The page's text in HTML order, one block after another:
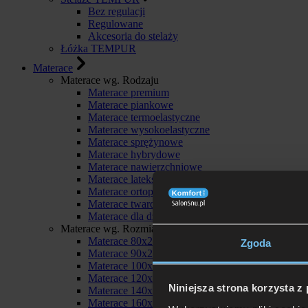
Zgoda
Niniejsza strona korzysta z
Bez regulacji
Regulowane
Akcesoria do stelaży
Łóżka TEMPUR
Materace
Materace wg. Rodzaju
Materace premium
Materace piankowe
Materace termoelastyczne
Materace wysokoelastyczne
Materace sprężynowe
Materace hybrydowe
Materace nawierzchniowe
Materace lateksowe
Materace ortopedyczne
Materace twarde
Materace dla dzieci
Materace wg. Rozmiaru
Materace 80x200
Materace 90x200
Materace 100x200
Materace 120x200
Materace 140x200
Materace 160x200